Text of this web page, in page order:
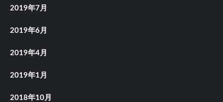
2019年7月
2019年6月
2019年4月
2019年1月
2018年10月